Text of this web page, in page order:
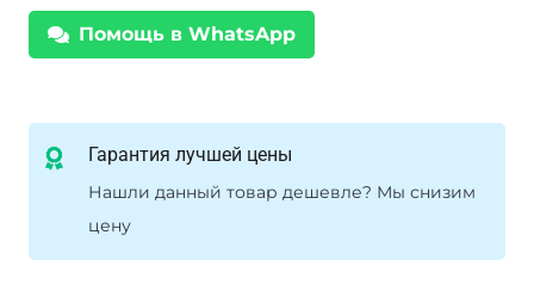
(стальной
трос)
Помощь в WhatsApp
Гарантия лучшей цены
Нашли данный товар дешевле? Мы снизим
цену